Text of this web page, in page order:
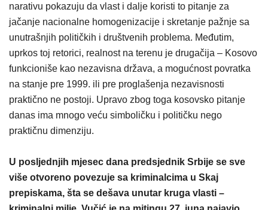
narativu pokazuju da vlast i dalje koristi to pitanje za
jačanje nacionalne homogenizacije i skretanje pažnje sa
unutrašnjih političkih i društvenih problema. Međutim,
uprkos toj retorici, realnost na terenu je drugačija – Kosovo
funkcioniše kao nezavisna država, a mogućnost povratka
na stanje pre 1999. ili pre proglašenja nezavisnosti
praktično ne postoji. Upravo zbog toga kosovsko pitanje
danas ima mnogo veću simboličku i političku nego
praktičnu dimenziju.
U posljednjih mjesec dana predsjednik Srbije se sve
više otvoreno povezuje sa kriminalcima u Skaj
prepiskama, šta se dešava unutar kruga vlasti –